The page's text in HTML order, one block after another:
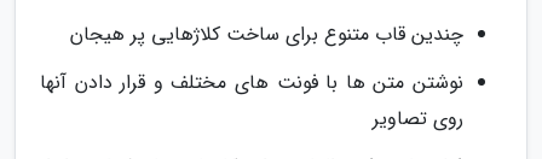
چندین قاب متنوع برای ساخت کلاژهایی پر هیجان
نوشتن متن ها با فونت های مختلف و قرار دادن آنها
روی تصاویر